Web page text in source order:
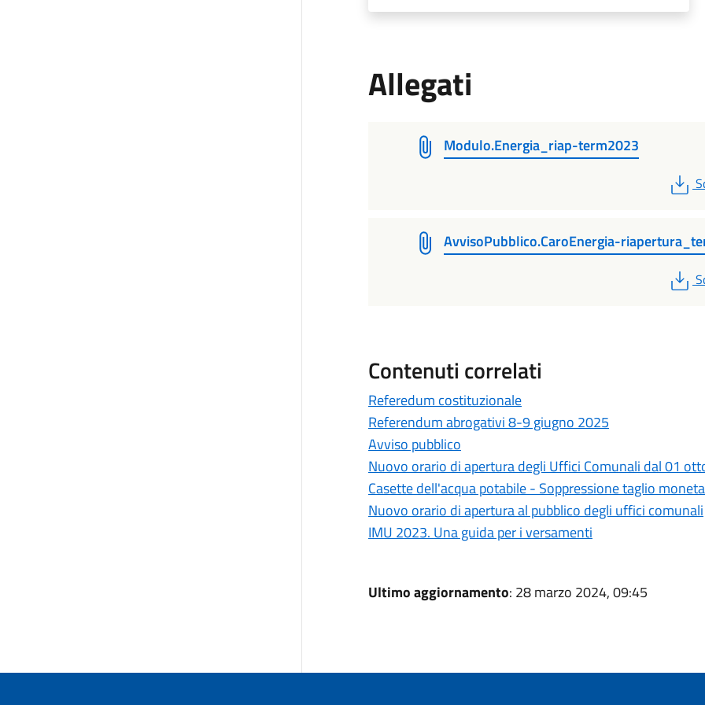
Allegati
Modulo.Energia_riap-term2023
AvvisoPubblico.CaroEnergia-
Contenuti correlati
Referedum costituzionale
Referendum abrogativi 8-9 giugno 2025
Avviso pubblico
Nuovo orario di apertura degli Uffici Comunali dal 01
Casette dell'acqua potabile - Soppressione taglio
Nuovo orario di apertura al pubblico degli uffici comunali
IMU 2023. Una guida per i versamenti
Ultimo aggiornamento: 28 marzo 2024, 09:45